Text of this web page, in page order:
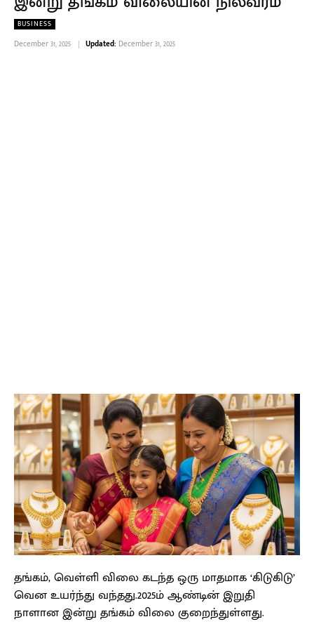
BUSINESS
December 31, 2025 Updated: December 31, 2025
தங்கம், வெள்ளி விலை கடந்த ஒரு மாதமாக ‘கிடுகிடு’
வென உயர்ந்து வந்தது.2025ம் ஆண்டின் இறுதி
நாளான இன்று தங்கம் விலை குறைந்துள்ளது.